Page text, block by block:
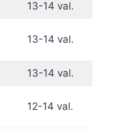
13-14 val.
13-14 val.
13-14 val.
12-14 val.